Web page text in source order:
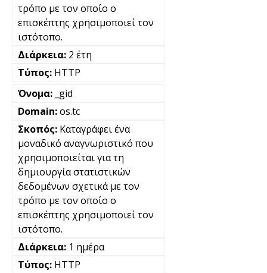
τρόπο με τον οποίο ο
επισκέπτης χρησιμοποιεί τον
ιστότοπο.
2 έτη
HTTP
_gid
os.tc
Καταγράφει ένα
μοναδικό αναγνωριστικό που
χρησιμοποιείται για τη
δημιουργία στατιστικών
δεδομένων σχετικά με τον
τρόπο με τον οποίο ο
επισκέπτης χρησιμοποιεί τον
ιστότοπο.
1 ημέρα
HTTP